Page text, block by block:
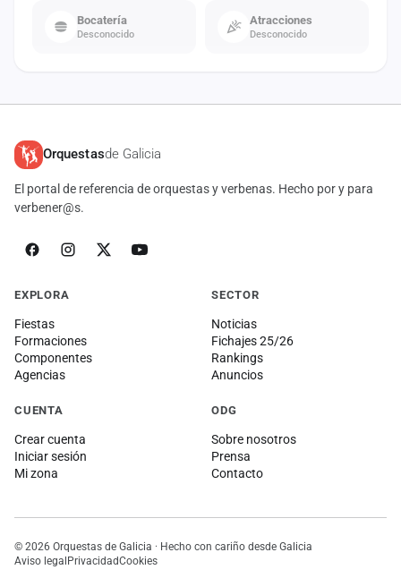
Bocatería
Desconocido
Atracciones
Desconocido
Orquestasde Galicia
El portal de referencia de orquestas y verbenas. Hecho por y para
verbener@s.
EXPLORA
Fiestas
Formaciones
Componentes
Agencias
SECTOR
Noticias
Fichajes 25/26
Rankings
Anuncios
CUENTA
Crear cuenta
Iniciar sesión
Mi zona
ODG
Sobre nosotros
Prensa
Contacto
© 2026 Orquestas de Galicia · Hecho con cariño desde Galicia
Aviso legalPrivacidadCookies